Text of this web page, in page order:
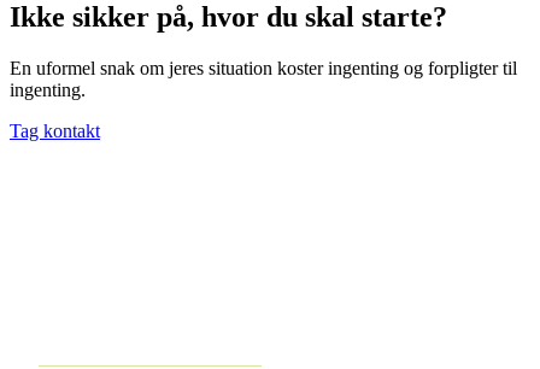
Ikke sikker på, hvor du skal starte?
En uformel snak om jeres situation koster ingenting og forpligter til
ingenting.
Tag kontakt